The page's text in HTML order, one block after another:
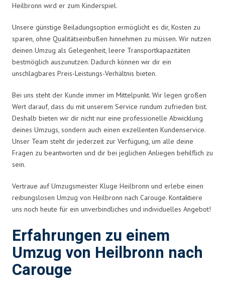
Heilbronn wird er zum Kinderspiel.
Unsere günstige Beiladungsoption ermöglicht es dir, Kosten zu
sparen, ohne Qualitätseinbußen hinnehmen zu müssen. Wir nutzen
deinen Umzug als Gelegenheit, leere Transportkapazitäten
bestmöglich auszunutzen. Dadurch können wir dir ein
unschlagbares Preis-Leistungs-Verhältnis bieten.
Bei uns steht der Kunde immer im Mittelpunkt. Wir legen großen
Wert darauf, dass du mit unserem Service rundum zufrieden bist.
Deshalb bieten wir dir nicht nur eine professionelle Abwicklung
deines Umzugs, sondern auch einen exzellenten Kundenservice.
Unser Team steht dir jederzeit zur Verfügung, um alle deine
Fragen zu beantworten und dir bei jeglichen Anliegen behilflich zu
sein.
Vertraue auf Umzugsmeister Kluge Heilbronn und erlebe einen
reibungslosen Umzug von Heilbronn nach Carouge. Kontaktiere
uns noch heute für ein unverbindliches und individuelles Angebot!
Erfahrungen zu einem
Umzug von Heilbronn nach
Carouge